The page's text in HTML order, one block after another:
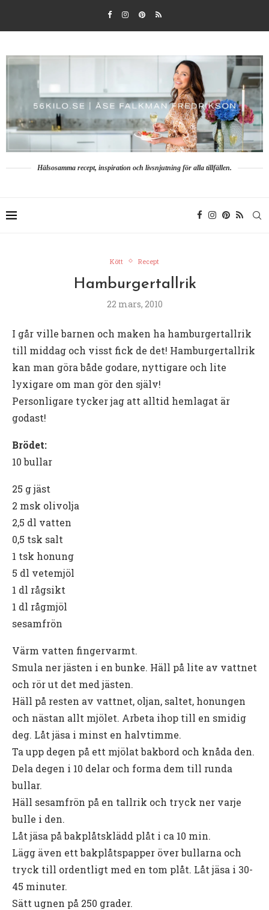
Hälsosamma recept, inspiration och livsnjutning för alla tillfällen.
Kött Recept
Hamburgertallrik
22 mars, 2010
I går ville barnen och maken ha hamburgertallrik
till middag och visst fick de det! Hamburgertallrik
kan man göra både godare, nyttigare och lite
lyxigare om man gör den själv!
Personligare tycker jag att alltid hemlagat är
godast!
Brödet:
10 bullar
25 g jäst
2 msk olivolja
2,5 dl vatten
0,5 tsk salt
1 tsk honung
5 dl vetemjöl
1 dl rågsikt
1 dl rågmjöl
sesamfrön
Värm vatten fingervarmt.
Smula ner jästen i en bunke. Häll på lite av vattnet
och rör ut det med jästen.
Häll på resten av vattnet, oljan, saltet, honungen
och nästan allt mjölet. Arbeta ihop till en smidig
deg. Låt jäsa i minst en halvtimme.
Ta upp degen på ett mjölat bakbord och knåda den.
Dela degen i 10 delar och forma dem till runda
bullar.
Häll sesamfrön på en tallrik och tryck ner varje
bulle i den.
Låt jäsa på bakplåtsklädd plåt i ca 10 min.
Lägg även ett bakplåtspapper över bullarna och
tryck till ordentligt med en tom plåt. Låt jäsa i 30-
45 minuter.
Sätt ugnen på 250 grader.